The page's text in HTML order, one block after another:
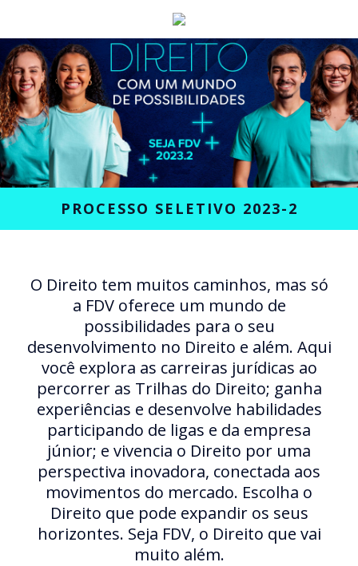
PROCESSO SELETIVO 2023-2
O Direito tem muitos caminhos, mas só
a FDV oferece um mundo de
possibilidades para o seu
desenvolvimento no Direito e além. Aqui
você explora as carreiras jurídicas ao
percorrer as Trilhas do Direito; ganha
experiências e desenvolve habilidades
participando de ligas e da empresa
júnior; e vivencia o Direito por uma
perspectiva inovadora, conectada aos
movimentos do mercado. Escolha o
Direito que pode expandir os seus
horizontes. Seja FDV, o Direito que vai
muito além.